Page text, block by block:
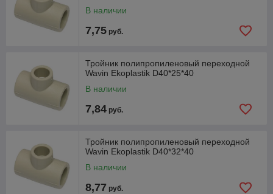
В наличии
7,75 руб.
Тройник полипропиленовый переходной
Wavin Ekoplastik D40*25*40
В наличии
7,84 руб.
Тройник полипропиленовый переходной
Wavin Ekoplastik D40*32*40
В наличии
8,77 руб.